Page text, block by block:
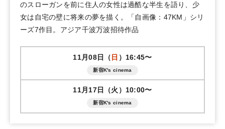
のスローガンを前に住人の女性は過酷な半生を語り、少
女は自宅の壁に将来の夢を描く。「自画像：47KM」シリ
ーズ7作目。アジア千波万波招待作品
11月08日（ 日 ）16:45〜
新宿K's cinema
11月17日（火）10:00〜
新宿K's cinema